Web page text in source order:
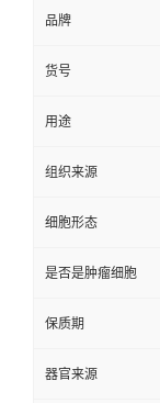
品牌
货号
用途
组织来源
细胞形态
是否是肿瘤细胞
保质期
器官来源